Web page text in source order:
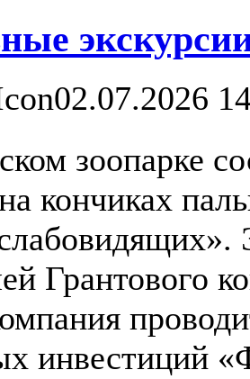
02.07.2026
зоопарке
кончиках
инвестиций